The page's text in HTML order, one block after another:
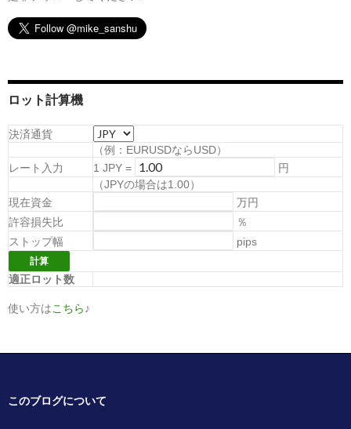
ロット計算機
決済通貨
（例：EURUSDならUSD）
レート入力
1 JPY =
円
（JPYの場合は1.00）
現在資金
万円
許容損失比
％
ストップ幅
pips
適正ロット数
使い方はこちら♪
このブログについて